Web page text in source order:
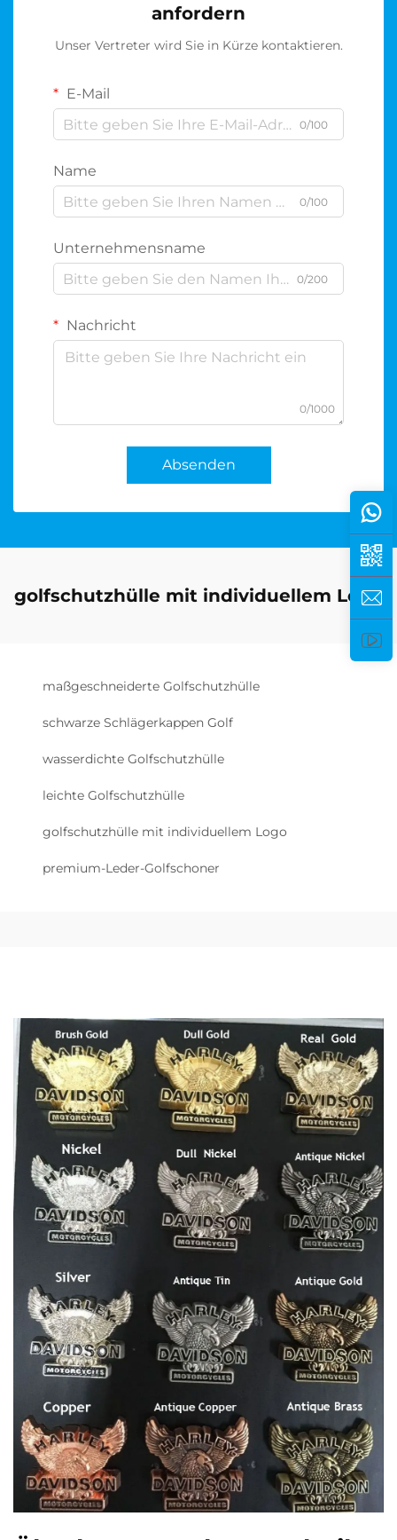
anfordern
Unser Vertreter wird Sie in Kürze kontaktieren.
E-Mail
0/100
Name
0/100
Unternehmensname
0/200
Nachricht
0/1000
Absenden
golfschutzhülle mit individuellem Logo
maßgeschneiderte Golfschutzhülle
schwarze Schlägerkappen Golf
wasserdichte Golfschutzhülle
leichte Golfschutzhülle
golfschutzhülle mit individuellem Logo
premium-Leder-Golfschoner